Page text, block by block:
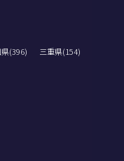
(396)
三重県(154)